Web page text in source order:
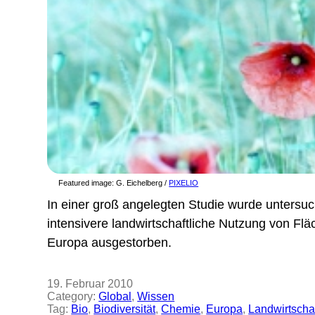
Featured image:G. Eichelberg /PIXELIO
In einer groß angelegten Studie wurde
intensivere landwirtschaftliche Nutzung von
Europa ausgestorben.
19. Februar 2010
Category:Global , Wissen
Tag: Bio, Biodiversität, Chemie, Europa,